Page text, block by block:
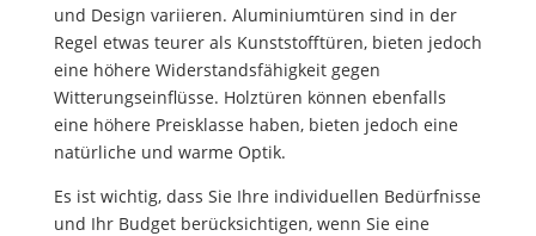
und Design variieren. Aluminiumtüren sind in der
Regel etwas teurer als Kunststofftüren, bieten jedoch
eine höhere Widerstandsfähigkeit gegen
Witterungseinflüsse. Holztüren können ebenfalls
eine höhere Preisklasse haben, bieten jedoch eine
natürliche und warme Optik.
Es ist wichtig, dass Sie Ihre individuellen Bedürfnisse
und Ihr Budget berücksichtigen, wenn Sie eine